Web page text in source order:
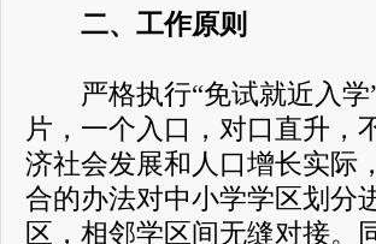
二、工作原则
严格执行“免试就近入学”
片，一个入口，对口直升，
济社会发展和人口增长实际
合的办法对中小学学区划分
区，相邻学区间无缝对接。